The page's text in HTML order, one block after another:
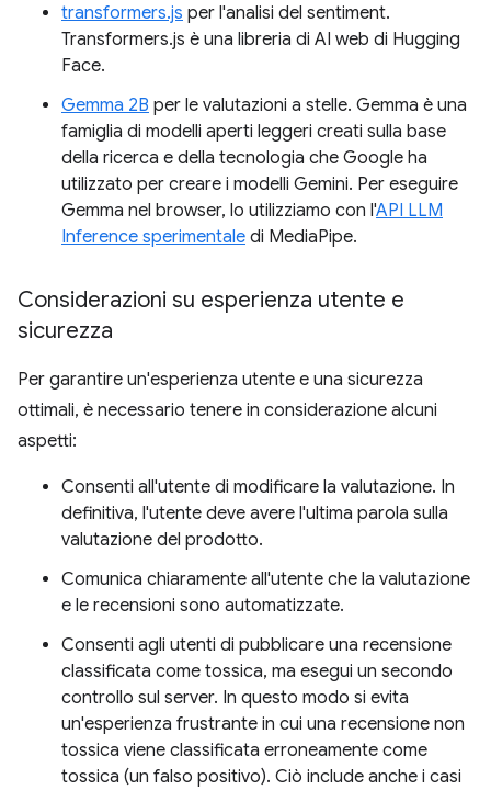
transformers.js per l'analisi del sentiment.
Transformers.js è una libreria di AI web di Hugging
Face.
Gemma 2B per le valutazioni a stelle. Gemma è una
famiglia di modelli aperti leggeri creati sulla base
della ricerca e della tecnologia che Google ha
utilizzato per creare i modelli Gemini. Per eseguire
Gemma nel browser, lo utilizziamo con l'API LLM
Inference sperimentale di MediaPipe.
Considerazioni su esperienza utente e
sicurezza
Per garantire un'esperienza utente e una sicurezza
ottimali, è necessario tenere in considerazione alcuni
aspetti:
Consenti all'utente di modificare la valutazione. In
definitiva, l'utente deve avere l'ultima parola sulla
valutazione del prodotto.
Comunica chiaramente all'utente che la valutazione
e le recensioni sono automatizzate.
Consenti agli utenti di pubblicare una recensione
classificata come tossica, ma esegui un secondo
controllo sul server. In questo modo si evita
un'esperienza frustrante in cui una recensione non
tossica viene classificata erroneamente come
tossica (un falso positivo). Ciò include anche i casi